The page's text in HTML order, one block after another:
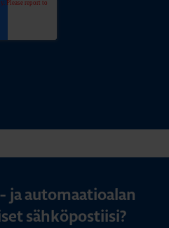
ja automaatioalan
sähköpostiisi?